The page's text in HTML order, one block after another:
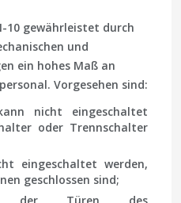
10 gewährleistet durch
und
ein hohes Maß an
Vorgesehen sind:
nicht eingeschaltet
oder Trennschalter
eingeschaltet werden,
geschlossen sind;